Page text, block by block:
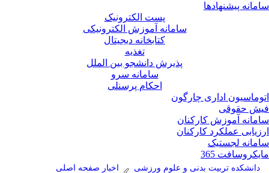
پیشنهادها
پست الکترونیک
سامانه آموزش الکترونیکی
کتابخانه دیجیتال
تغذیه
پذیرش دانشجو بین الملل
سامانه سرو
احکام پرسنلی
اداری چارگون
حقوقی
آموزش کارکنان
عملکرد کارکنان
لجستیک
365
دانشکده تربیت بدنی و علوم ورزشی اخبار صفحه اصلی